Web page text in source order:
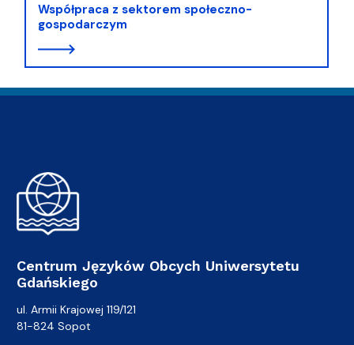
Współpraca z sektorem społeczno-
gospodarczym
Centrum Języków Obcych Uniwersytetu
Gdańskiego
ul. Armii Krajowej 119/121
81-824 Sopot